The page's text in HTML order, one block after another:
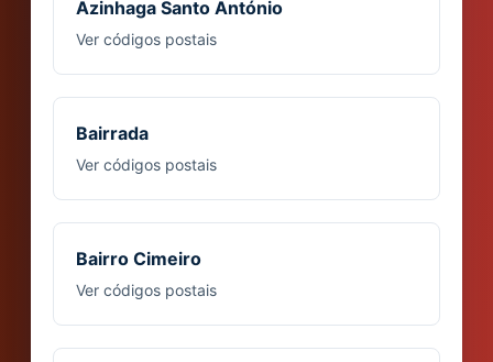
Azinhaga Santo António
Ver códigos postais
Bairrada
Ver códigos postais
Bairro Cimeiro
Ver códigos postais